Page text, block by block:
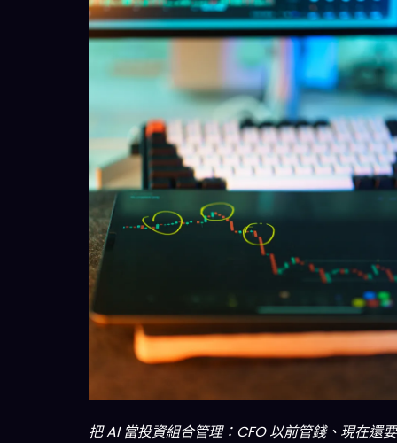
把 AI 當投資組合管理：CFO 以前管錢、現在還